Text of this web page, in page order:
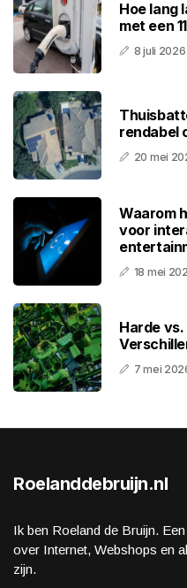
Hoe lang
met een
8 juli 2026
rendabel
20 mei
Waarom
voor
18 mei
Harde
7 mei
Roelanddebruijn.nl
Ik ben Roeland de Bruijn.
over Internet, Webshops en
zijn.